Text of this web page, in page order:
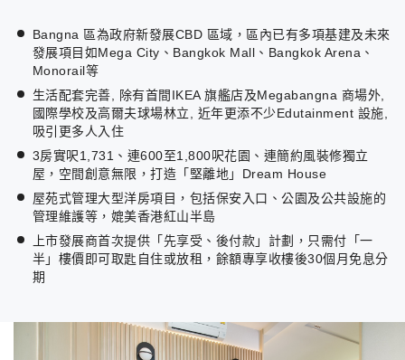
Bangna 區為政府新發展CBD 區域，區內已有多項基建及未來
發展項目如Mega City、Bangkok Mall、Bangkok Arena、
Monorail等
生活配套完善, 除有首間IKEA 旗艦店及Megabangna 商場外,
國際學校及高爾夫球場林立, 近年更添不少Edutainment 設施,
吸引更多人入住
3房實呎1,731、連600至1,800呎花園、連簡約風裝修獨立
屋，空間創意無限，打造「堅離地」Dream House
屋苑式管理大型洋房項目，包括保安入口、公園及公共設施的
管理維護等，媲美香港紅山半島
上市發展商首次提供「先享受、後付款」計劃，只需付「一
半」樓價即可取匙自住或放租，餘額專享收樓後30個月免息分
期